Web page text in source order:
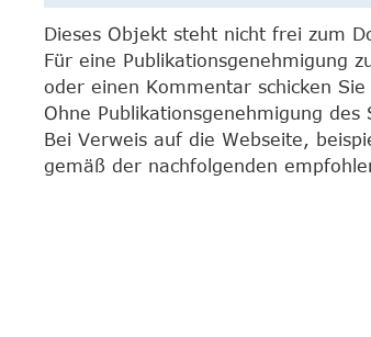
Dieses Objekt steht nicht frei zum
Für eine Publikationsgenehmigung
oder einen Kommentar schicken
Ohne Publikationsgenehmigung
Bei Verweis auf die Webseite,
gemäß der nachfolgenden